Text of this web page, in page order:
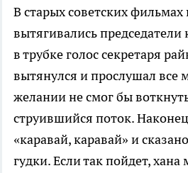
В старых советских
вытягивались
в трубке голос секретаря
вытянулся и прослушал все
желании не смог бы
струившийся поток.
«каравай, каравай» и
гудки. Если так пойдет,